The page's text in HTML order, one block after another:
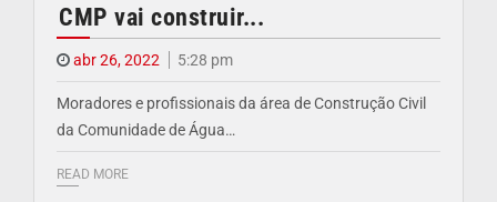
CMP vai construir...
abr 26, 2022 5:28 pm
Moradores e profissionais da área de Construção Civil
da Comunidade de Água…
READ MORE